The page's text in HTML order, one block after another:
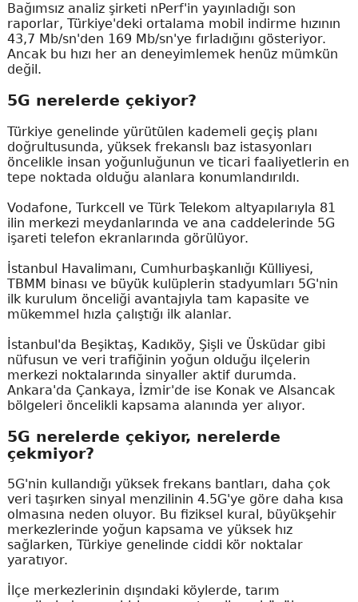
Bağımsız analiz şirketi nPerf'in yayınladığı son
raporlar, Türkiye'deki ortalama mobil indirme hızının
43,7 Mb/sn'den 169 Mb/sn'ye fırladığını gösteriyor.
Ancak bu hızı her an deneyimlemek henüz mümkün
değil.
5G nerelerde çekiyor?
Türkiye genelinde yürütülen kademeli geçiş planı
doğrultusunda, yüksek frekanslı baz istasyonları
öncelikle insan yoğunluğunun ve ticari faaliyetlerin en
tepe noktada olduğu alanlara konumlandırıldı.
Vodafone, Turkcell ve Türk Telekom altyapılarıyla 81
ilin merkezi meydanlarında ve ana caddelerinde 5G
işareti telefon ekranlarında görülüyor.
İstanbul Havalimanı, Cumhurbaşkanlığı Külliyesi,
TBMM binası ve büyük kulüplerin stadyumları 5G'nin
ilk kurulum önceliği avantajıyla tam kapasite ve
mükemmel hızla çalıştığı ilk alanlar.
İstanbul'da Beşiktaş, Kadıköy, Şişli ve Üsküdar gibi
nüfusun ve veri trafiğinin yoğun olduğu ilçelerin
merkezi noktalarında sinyaller aktif durumda.
Ankara'da Çankaya, İzmir'de ise Konak ve Alsancak
bölgeleri öncelikli kapsama alanında yer alıyor.
5G nerelerde çekiyor, nerelerde
çekmiyor?
5G'nin kullandığı yüksek frekans bantları, daha çok
veri taşırken sinyal menzilinin 4.5G'ye göre daha kısa
olmasına neden oluyor. Bu fiziksel kural, büyükşehir
merkezlerinde yoğun kapsama ve yüksek hız
sağlarken, Türkiye genelinde ciddi kör noktalar
yaratıyor.
İlçe merkezlerinin dışındaki köylerde, tarım